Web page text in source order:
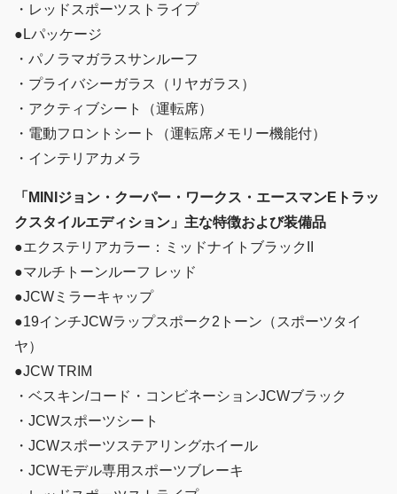
・レッドスポーツストライプ
●Lパッケージ
・パノラマガラスサンルーフ
・プライバシーガラス（リヤガラス）
・アクティブシート（運転席）
・電動フロントシート（運転席メモリー機能付）
・インテリアカメラ
「MINIジョン・クーパー・ワークス・エースマンEトラッ
クスタイルエディション」主な特徴および装備品
●エクステリアカラー：ミッドナイトブラックII
●マルチトーンルーフ レッド
●JCWミラーキャップ
●19インチJCWラップスポーク2トーン（スポーツタイ
ヤ）
●JCW TRIM
・ベスキン/コード・コンビネーションJCWブラック
・JCWスポーツシート
・JCWスポーツステアリングホイール
・JCWモデル専用スポーツブレーキ